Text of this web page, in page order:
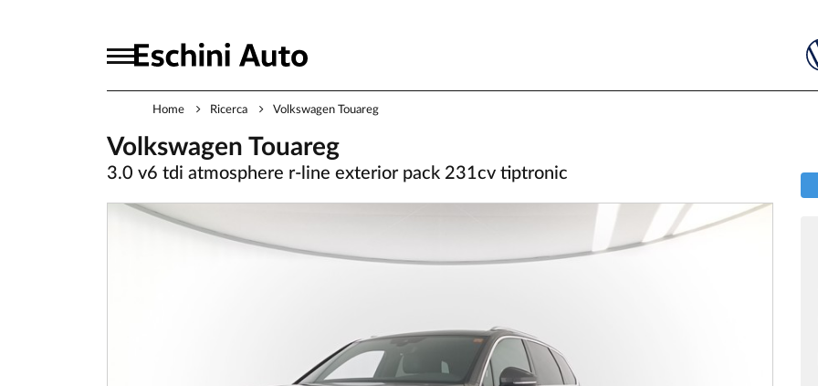
Home Ricerca Volkswagen Touareg
Volkswagen Touareg
3.0 v6 tdi atmosphere r-line exterior pack 231cv tiptronic